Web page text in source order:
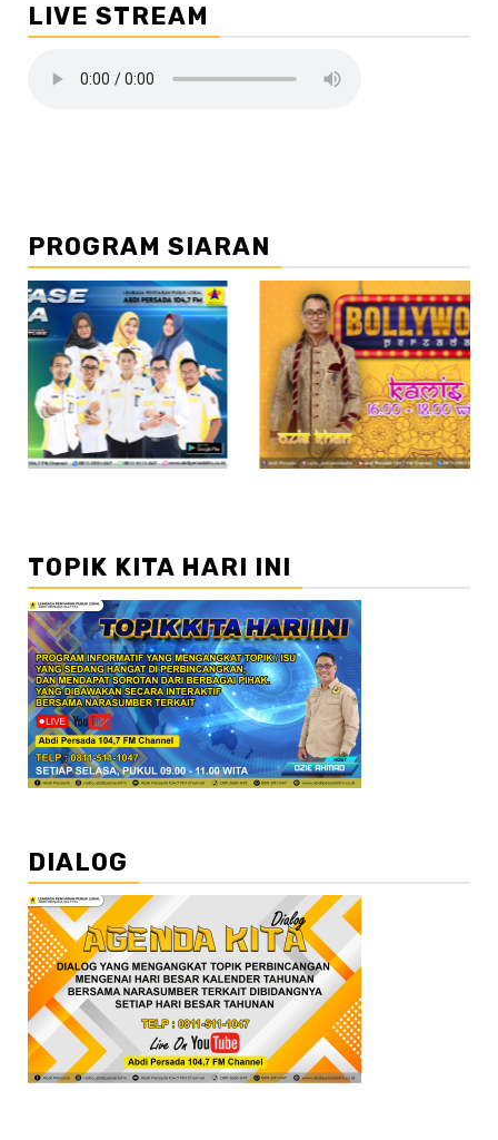
LIVE STREAM
PROGRAM SIARAN
//2
TOPIK KITA HARI INI
DIALOG